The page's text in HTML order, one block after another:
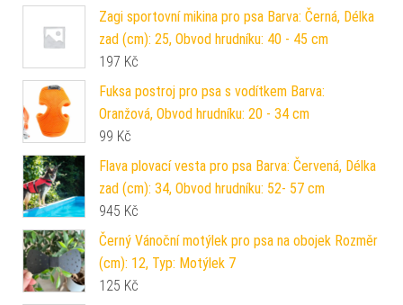
Zagi sportovní mikina pro psa Barva: Černá, Délka
zad (cm): 25, Obvod hrudníku: 40 - 45 cm
197 Kč
Fuksa postroj pro psa s vodítkem Barva:
Oranžová, Obvod hrudníku: 20 - 34 cm
99 Kč
Flava plovací vesta pro psa Barva: Červená, Délka
zad (cm): 34, Obvod hrudníku: 52- 57 cm
945 Kč
Černý Vánoční motýlek pro psa na obojek Rozměr
(cm): 12, Typ: Motýlek 7
125 Kč